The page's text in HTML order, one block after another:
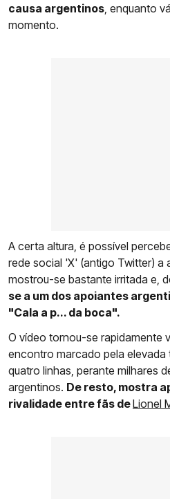
causa argentinos , enquanto
momento.
A certa altura, é possível
rede social 'X' (antigo Twitter) a
mostrou-se bastante irritada e,
se a um dos apoiantes
"Cala a p... da boca".
O vídeo tornou-se rapidamente
encontro marcado pela
quatro linhas, perante milhares
argentinos. De resto, mostra
rivalidade entre fãs deLionel